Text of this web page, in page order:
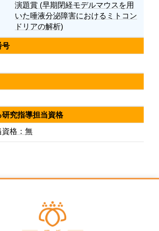
演題賞 (早期閉経モデルマウスを用
いた唾液分泌障害におけるミトコン
ドリアの解析)
号
究指導担当資格
資格：無